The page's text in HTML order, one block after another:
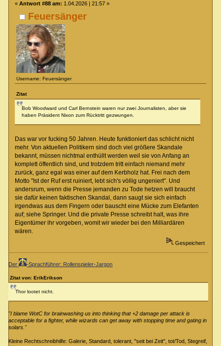
Feuersänger
Username: Feuersänger
« Antwort #88 am: 1.04.2026 | 21:57 »
Zitat
Bob Woodward und Carl Bernstein waren nur zwei Journalisten, aber sie
haben Präsident Nixon zum Rücktritt gezwungen.
Das war vor fucking 50 Jahren. Heute funktioniert das schlicht nicht
mehr. Von aktuellen Politikern sind doch viel größere Skandale
bekannt, müssen nichtmal enthüllt werden weil sie von Anfang an
komplett öffentlich sind, und trotzdem tritt einfach niemand mehr
zurück, ganz egal was einer auf dem Kerbholz hat. Frei nach dem
Motto "Ist der Ruf erst ruiniert, lebt sich's völlig ungeniert". Und
andersrum, wenn die Presse jemanden zu Tode hetzen will braucht
sie dafür keinen faktischen Skandal, dann saugt sie sich einfach
irgendwas aus dem Fingern oder bauscht eine Mücke zum Elefanten
auf; siehe Springer. Und die private Presse schreibt halt, was ihre
Eigentümer ihr vorgeben, womit wir wieder bei den Milliardären
wären.
Gespeichert
Der -Sprachführer: Rollenspieler-Jargon
Zitat von: ErikErikson
Thor lootet nicht.
"I blame WotC for brainwashing us into thinking that +2 damage per attack is
acceptable for a fighter, while wizards can get away with stopping time and gating in
solars."
Kleine Rechtschreibhilfe: Galerie, Standard, tolerant, "seit bei Zeit", tot/Tod, Stegreif,